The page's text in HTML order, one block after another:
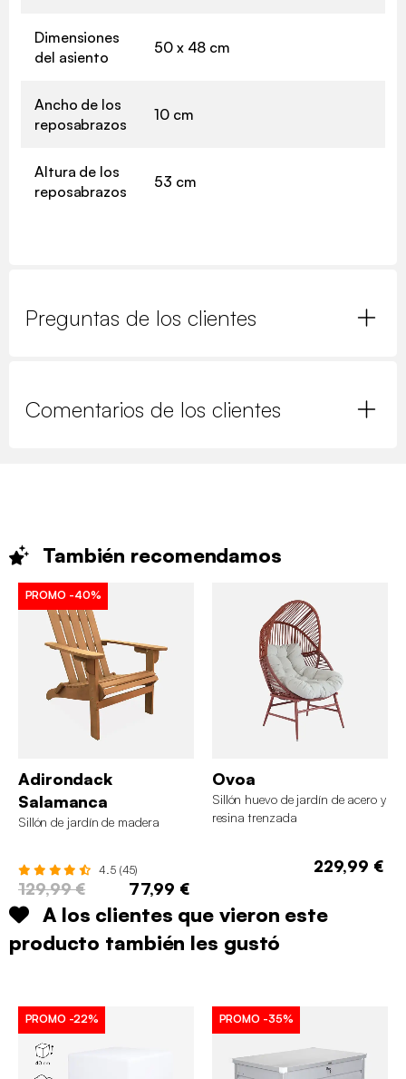
Dimensiones
del asiento
50 x 48 cm
Ancho de los
reposabrazos
10 cm
Altura de los
reposabrazos
53 cm
Preguntas de los clientes
Comentarios de los clientes
También recomendamos
PROMO -40%
Adirondack
Salamanca
Sillón de jardín de madera
4.5 (45)
129,99 € 77,99 €
Ovoa
Sillón huevo de jardín de acero y
resina trenzada
229,99 €
A los clientes que vieron este
producto también les gustó
PROMO -22% PROMO -35%